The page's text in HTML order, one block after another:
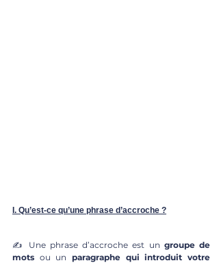
I. Qu’est-ce qu’une phrase d’accroche ?
✍️ Une phrase d’accroche est un groupe de
mots ou un paragraphe qui introduit votre